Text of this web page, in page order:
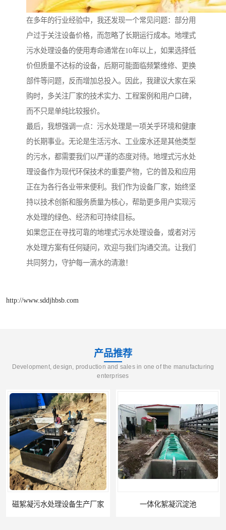
在多年的行业经验中，我还发现一个常见问题：部分用
户过于关注设备价格，而忽略了长期运行成本。地埋式
污水处理设备的使用寿命通常在10年以上，如果选择低
价但质量不达标的设备，后期可能面临频繁维修、更换
部件等问题，反而增加总投入。因此，我建议大家在采
购时，多关注厂家的技术实力、工程案例和用户口碑，
而不只是单纯比较报价。
最后，我想强调一点：污水处理是一项关乎环境和健康
的长期事业。无论是生活污水、工业废水还是其他类型
的污水，都需要我们以严谨的态度对待。地埋式污水处
理设备作为现代环保技术的重要产物，它的普及和应用
正在为各行各业带来便利。我们作为设备厂家，始终坚
持以技术创新和服务质量为核心，帮助更多用户实现污
水处理的绿色、经济和可持续目标。
如果您正在寻找可靠的地埋式污水处理设备，或者对污
水处理方案有任何疑问，欢迎与我们沟通交流。让我们
共同努力，守护每一滴水的清澈！
http://www.sddjhbsb.com
产品推荐
Development, design, production and sales in one of the manufacturing
enterprises
磁絮凝污水处理设备生产厂家 一体化絮凝沉淀池